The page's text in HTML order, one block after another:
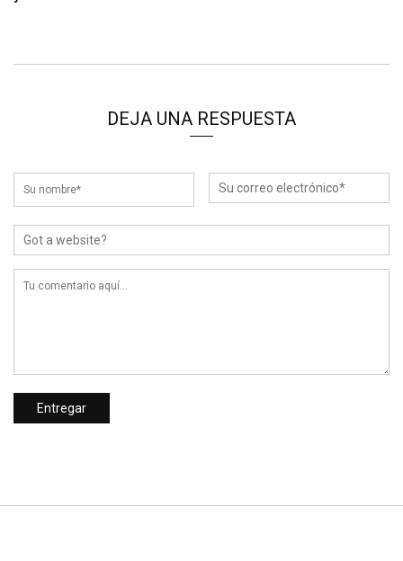
DEJA UNA RESPUESTA